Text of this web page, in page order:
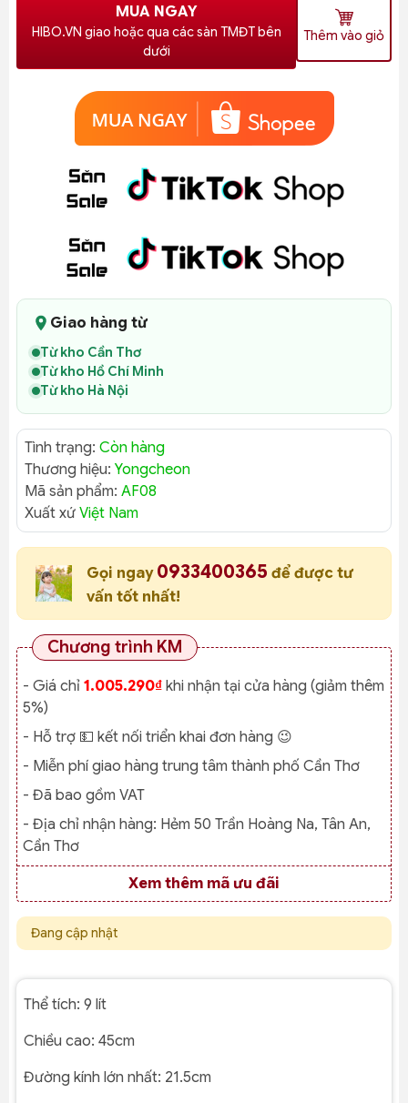
MUA NGAY
HIBO.VN giao hoặc qua các sàn TMĐT bên
dưới
Thêm vào giỏ
Giao hàng từ
Từ kho Cần Thơ
Từ kho Hồ Chí Minh
Từ kho Hà Nội
Tình trạng: Còn hàng
Thương hiệu: Yongcheon
Mã sản phẩm: AF08
Xuất xứ Việt Nam
Gọi ngay 0933400365 để được tư
vấn tốt nhất!
Chương trình KM
- Giá chỉ 1.005.290₫ khi nhận tại cửa hàng (giảm thêm
5%)
- Hỗ trợ 💵 kết nối triển khai đơn hàng 😉
- Miễn phí giao hàng trung tâm thành phố Cần Thơ
- Đã bao gồm VAT
- Địa chỉ nhận hàng: Hẻm 50 Trần Hoàng Na, Tân An,
Cần Thơ
Xem thêm mã ưu đãi
Đang cập nhật
Thể tích: 9 lít
Chiều cao: 45cm
Đường kính lớn nhất: 21.5cm